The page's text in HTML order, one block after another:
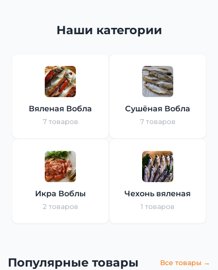
Наши категории
Вяленая Вобла
7 товаров
Сушёная Вобла
7 товаров
Икра Воблы
2 товаров
Чехонь вяленая
1 товаров
Популярные товары Все товары →